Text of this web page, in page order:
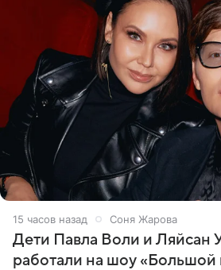
15 часов назад Соня Жарова
Дети Павла Воли и Ляйсан
работали на шоу «Большой